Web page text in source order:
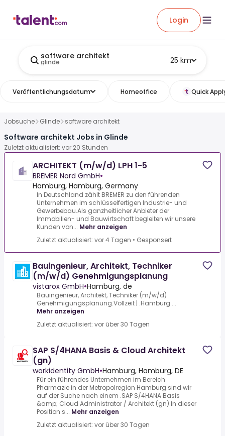
Login
software architekt
glinde 25 km
Veröffentlichungsdatum Homeoffice Quick
Jobsuche Glinde software architekt
Software architekt Jobs in Glinde
Zuletzt aktualisiert: vor 20 Stunden
ARCHITEKT (m/w/d) LPH 1-5
BREMER Nord GmbH•
Hamburg, Hamburg, Germany
In Deutschland zählt BREMER zu den führenden
Unternehmen im schlüsselfertigen Industrie- und
Gewerbebau.Als ganzheitlicher Anbieter der
Immobilien- und Bauwirtschaft begleiten wir unsere
Kunden von... Mehr anzeigen
Zuletzt aktualisiert: vor 4 Tagen • Gesponsert
Bauingenieur, Architekt, Techniker
(m/w/d) Genehmigungsplanung
vistarox GmbH•Hamburg, de
Bauingenieur, Architekt, Techniker (m/w/d)
Genehmigungsplanung.Vollzeit | .Hamburg ...
Mehr anzeigen
Zuletzt aktualisiert: vor über 30 Tagen
SAP S/4HANA Basis & Cloud Architekt
(gn)
workidentity GmbH•Hamburg, Hamburg, DE
Für ein führendes Unternehmen im Bereich
Pharmazie in der Metropolregion Hamburg sind wir
auf der Suche nach einem .SAP S/4HANA Basis
&amp; Cloud Administrator / Architekt (gn).In dieser
Position s... Mehr anzeigen
Zuletzt aktualisiert: vor über 30 Tagen